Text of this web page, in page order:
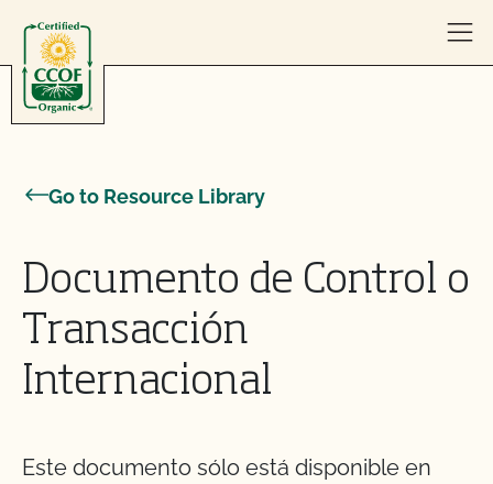
Go to Resource Library
Documento de Control o
Transacción
Internacional
Este documento sólo está disponible en